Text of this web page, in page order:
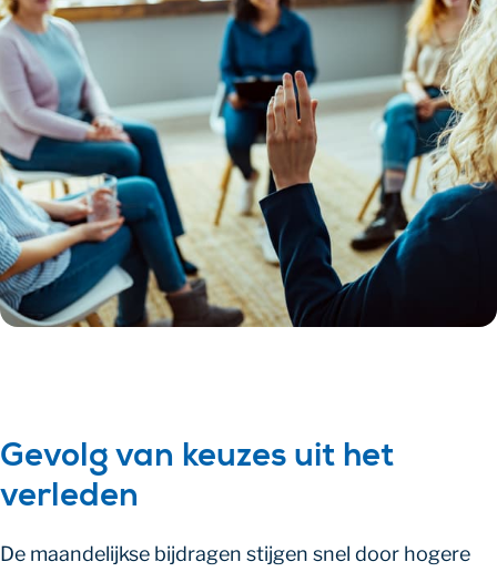
Gevolg van keuzes uit het
verleden
De maandelijkse bijdragen stijgen snel door hogere